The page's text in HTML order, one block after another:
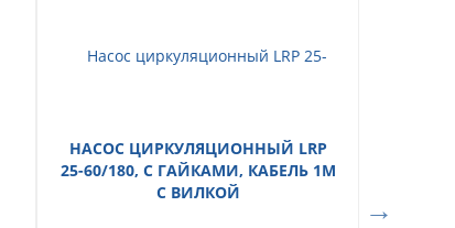
НАСОС ЦИРКУЛЯЦИОННЫЙ LRP
25-60/180, С ГАЙКАМИ, КАБЕЛЬ 1М
С ВИЛКОЙ